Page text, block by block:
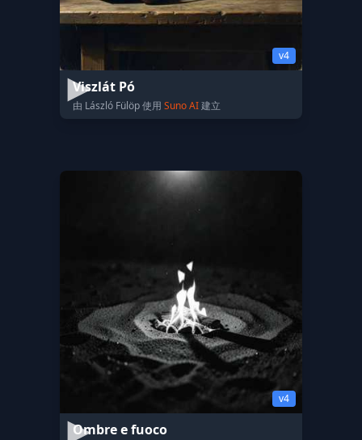
v4
Viszlát Pó
由 László Fülöp 使用 Suno AI建立
v4
Ombre e fuoco